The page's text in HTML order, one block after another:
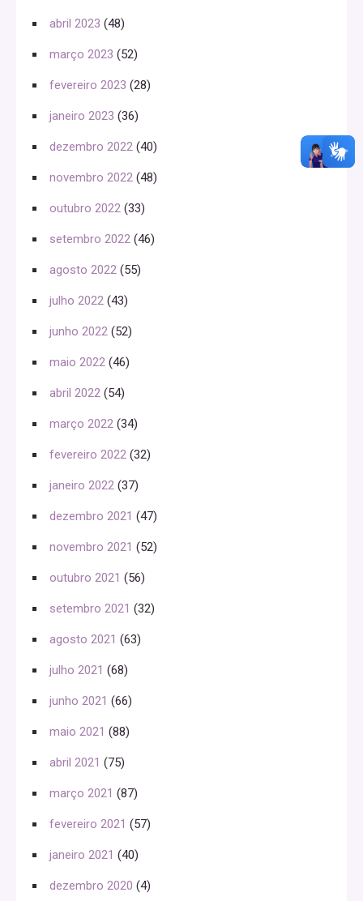
abril 2023 (48)
março 2023 (52)
fevereiro 2023 (28)
janeiro 2023 (36)
dezembro 2022 (40)
novembro 2022 (48)
outubro 2022 (33)
setembro 2022 (46)
agosto 2022 (55)
julho 2022 (43)
junho 2022 (52)
maio 2022 (46)
abril 2022 (54)
março 2022 (34)
fevereiro 2022 (32)
janeiro 2022 (37)
dezembro 2021 (47)
novembro 2021 (52)
outubro 2021 (56)
setembro 2021 (32)
agosto 2021 (63)
julho 2021 (68)
junho 2021 (66)
maio 2021 (88)
abril 2021 (75)
março 2021 (87)
fevereiro 2021 (57)
janeiro 2021 (40)
dezembro 2020 (4)